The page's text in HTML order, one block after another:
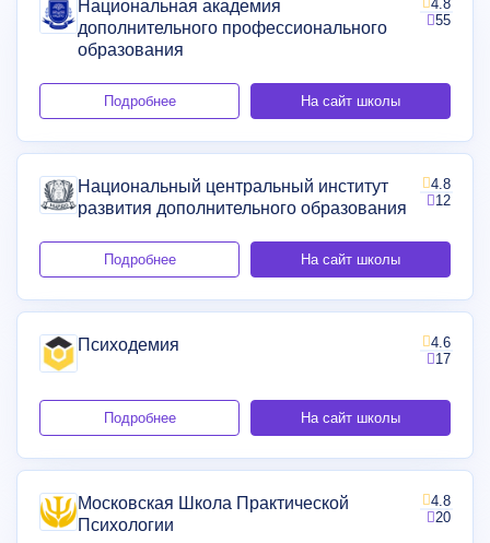
Национальная академия
дополнительного профессионального
образования
4.8
55
Подробнее На сайт школы
Национальный центральный институт
развития дополнительного образования
4.8
12
Подробнее На сайт школы
Психодемия
4.6
17
Подробнее На сайт школы
Московская Школа Практической
Психологии
4.8
20